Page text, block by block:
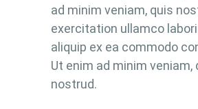
ad minim veniam, quis
exercitation ullamco
aliquip ex ea commodo
Ut enim ad minim veniam,
nostrud.